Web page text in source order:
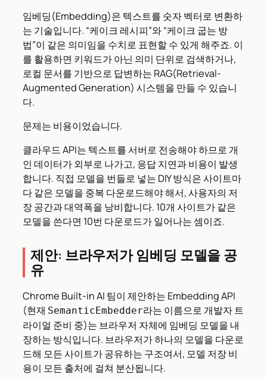
임베딩(Embedding)은 텍스트를 숫자 벡터로 변환하
는 기술입니다. “케이크 레시피”와 “케이크 굽는 방
법”이 같은 의미임을 수치로 표현할 수 있게 해주죠. 이
를 활용하면 키워드가 아닌 의미 단위로 검색하거나,
로컬 문서를 기반으로 답변하는 RAG(Retrieval-
Augmented Generation) 시스템을 만들 수 있습니
다.
문제는 비용이었습니다.
클라우드 API는 텍스트를 서버로 전송해야 하므로 개
인 데이터가 외부로 나가고, 응답 지연과 비용이 발생
합니다. 직접 모델을 번들로 넣는 DIY 방식은 사이트마
다 같은 모델을 중복 다운로드해야 해서, 사용자의 저
장 공간과 대역폭을 낭비합니다. 10개 사이트가 같은
모델을 쓴다면 10번 다운로드가 일어나는 셈이죠.
제안: 브라우저가 임베딩 모델을 공
유
Chrome Built-in AI 팀이 제안하는 Embedding API
(현재 SemanticEmbedder라는 이름으로 개발자 트
라이얼 준비 중)는 브라우저 자체에 임베딩 모델을 내
장하는 방식입니다. 브라우저가 하나의 모델을 다운로
드해 모든 사이트가 공유하는 구조여서, 모델 저장 비
용이 모든 출처에 걸쳐 분산됩니다.